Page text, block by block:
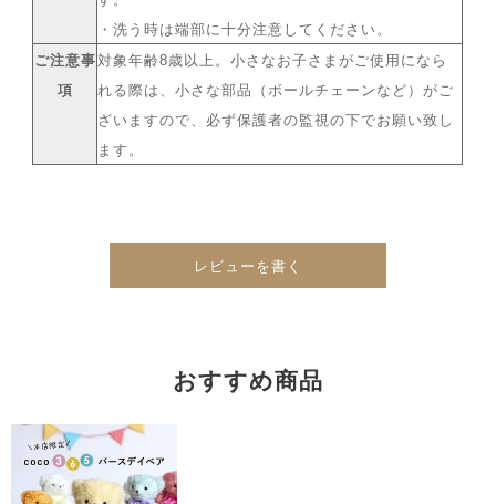
・洗う時は端部に十分注意してください。
ご注意事
項
対象年齢8歳以上。小さなお子さまがご使用になら
れる際は、小さな部品（ボールチェーンなど）がご
ざいますので、必ず保護者の監視の下でお願い致し
ます。
レビューを書く
おすすめ商品